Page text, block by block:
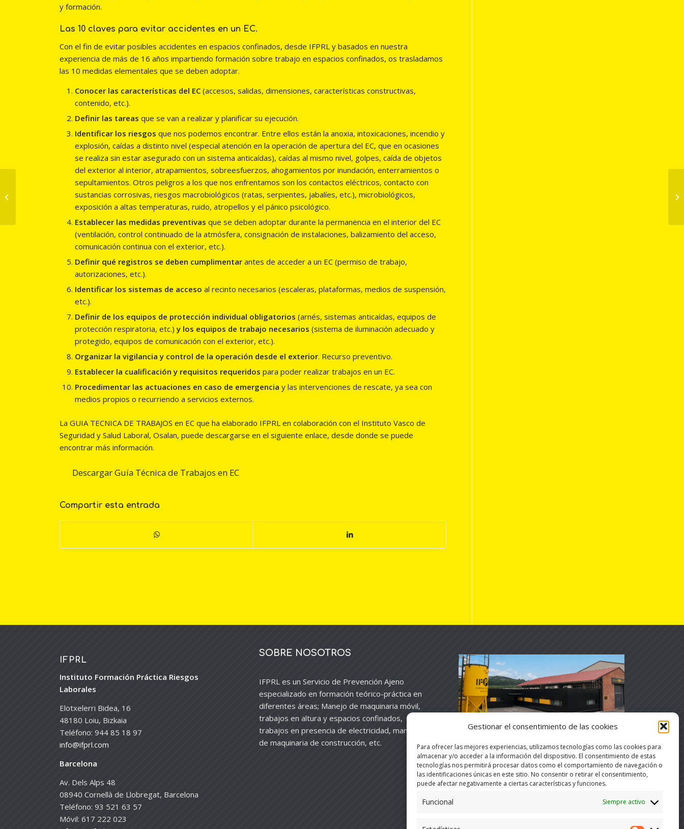
Gestionar el consentimiento de las cookies
Para ofrecer las mejores experiencias, utilizamos tecnologías como las cookies para
almacenar y/o acceder a la información del dispositivo. El consentimiento de estas
tecnologías nos permitirá procesar datos como el comportamiento de navegación o
las identificaciones únicas en este sitio. No consentir o retirar el consentimiento,
puede afectar negativamente a ciertas características y funciones.
Funcional Siempre activo
y formación.
Las 10 claves para evitar accidentes en un EC.
Con el fin de evitar posibles accidentes en espacios confinados, desde IFPRL y basados en nuestra
experiencia de más de 16 años impartiendo formación sobre trabajo en espacios confinados, os trasladamos
las 10 medidas elementales que se deben adoptar.
Conocer las características del EC (accesos, salidas, dimensiones, características constructivas,
contenido, etc.).
Definir las tareasque se van a realizar y planificar su ejecución.
Identificar los riesgos que nos podemos encontrar. Entre ellos están la anoxia, intoxicaciones, incendio y
explosión, caídas a distinto nivel (especial atención en la operación de apertura del EC, que en ocasiones
se realiza sin estar asegurado con un sistema anticaídas), caídas al mismo nivel, golpes, caída de objetos
del exterior al interior, atrapamientos, sobreesfuerzos, ahogamientos por inundación, enterramientos o
sepultamientos. Otros peligros a los que nos enfrentamos son los contactos eléctricos, contacto con
sustancias corrosivas, riesgos macrobiológicos (ratas, serpientes, jabalíes, etc.), microbiológicos,
exposición a altas temperaturas, ruido, atropellos y el pánico psicológico.
Establecer las medidas preventivas que se deben adoptar durante la permanencia en el interior del EC
(ventilación, control continuado de la atmósfera, consignación de instalaciones, balizamiento del acceso,
comunicación continua con el exterior, etc.).
Definir qué registros se deben cumplimentar antes de acceder a un EC (permiso de trabajo,
autorizaciones, etc.).
Identificar los sistemas de acceso al recinto necesarios (escaleras, plataformas, medios de suspensión,
etc.).
Definir de los equipos de protección individual obligatorios (arnés, sistemas anticaídas, equipos de
protección respiratoria, etc.) y los equipos de trabajo necesarios(sistema de iluminación adecuado y
protegido, equipos de comunicación con el exterior, etc.).
Organizar la vigilancia y control de la operación desde el exterior. Recurso preventivo.
Establecer la cualificación y requisitos requeridos para poder realizar trabajos en un EC.
Procedimentar las actuaciones en caso de emergencia y las intervenciones de rescate, ya sea con
medios propios o recurriendo a servicios externos.
La GUIA TECNICA DE TRABAJOS en EC que ha elaborado IFPRL en colaboración con el Instituto Vasco de
Seguridad y Salud Laboral, Osalan, puede descargarse en el siguiente enlace, desde donde se puede
encontrar más información.
Descargar Guía Técnica de Trabajos en EC
Compartir esta entrada
IFPRL
Instituto Formación Práctica Riesgos
Laborales
Elotxelerri Bidea, 16
48180 Loiu, Bizkaia
Teléfono: 944 85 18 97
info@ifprl.com
Barcelona
Av. Dels Alps 48
08940 Cornellà de Llobregat, Barcelona
Teléfono: 93 521 63 57
Móvil: 617 222 023
SOBRE NOSOTROS
IFPRL es un Servicio de Prevención Ajeno
especializado en formación teórico-práctica en
diferentes áreas; Manejo de maquinaria móvil,
trabajos en altura y espacios confinados,
trabajos en presencia de electricidad, manejo
de maquinaria de construcción, etc.
Ver instalaciones
teleformación IFPRL